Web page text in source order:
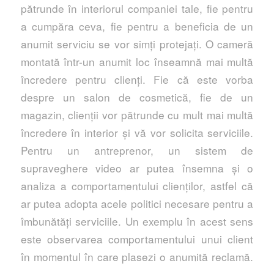
pătrunde în interiorul companiei tale, fie pentru
a cumpăra ceva, fie pentru a beneficia de un
anumit serviciu se vor simți protejați. O cameră
montată într-un anumit loc înseamnă mai multă
încredere pentru clienți. Fie că este vorba
despre un salon de cosmetică, fie de un
magazin, clienții vor pătrunde cu mult mai multă
încredere în interior și vă vor solicita serviciile.
Pentru un antreprenor, un sistem de
supraveghere video ar putea însemna și o
analiza a comportamentului clienților, astfel că
ar putea adopta acele politici necesare pentru a
îmbunătăți serviciile. Un exemplu în acest sens
este observarea comportamentului unui client
în momentul în care plasezi o anumită reclamă.